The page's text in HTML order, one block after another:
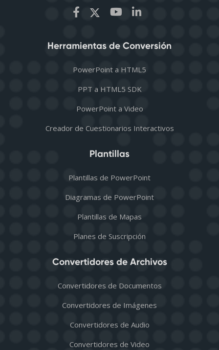
Herramientas de Conversión
PowerPoint a HTML5
PPT a HTML5 SDK
PowerPoint a Video
Creador de Cuestionarios Interactivos
Plantillas
Plantillas de PowerPoint
Diagramas de PowerPoint
Plantillas de Mapas
Planes de Suscripción
Convertidores de Archivos
Convertidores de Documentos
Convertidores de Imágenes
Convertidores de Audio
Convertidores de Video